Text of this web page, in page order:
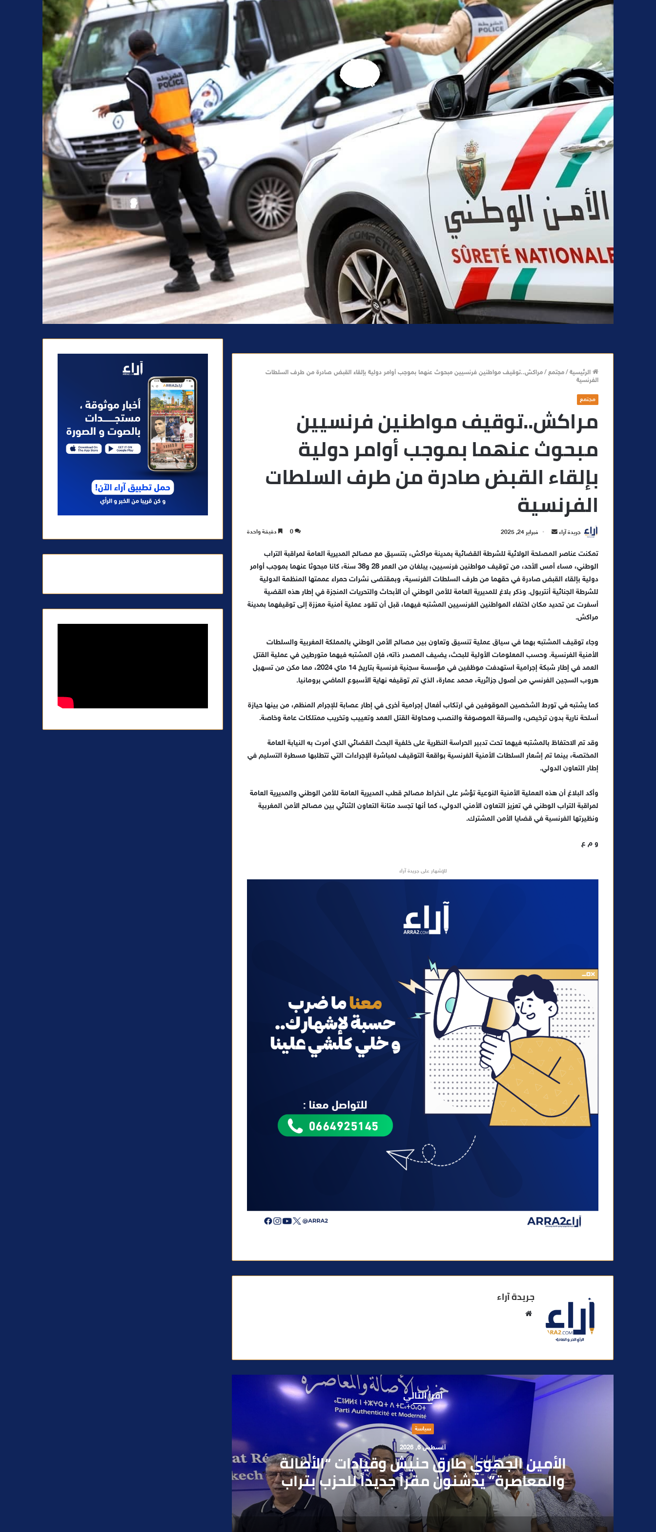
الرئيسية/مجتمع/مراكش..توقيف مواطنين فرنسيين مبحوث عنهما بموجب أوامر دولية بإلقاء القبض صادرة من طرف السلطات
الفرنسية
مجتمع
مراكش..توقيف مواطنين فرنسيين
مبحوث عنهما بموجب أوامر دولية
بإلقاء القبض صادرة من طرف السلطات
الفرنسية
جريدة آراء
س
ل
ب
ر
ي
ر
ن
ي
فبراير 24, 2025 0 دقيقة واحدة
تمكنت عناصر المصلحة الولائية للشرطة القضائية بمدينة مراكش، بتنسيق مع مصالح المديرية العامة لمراقبة التراب
الوطني، مساء أمس الأحد، من توقيف مواطنين فرنسيين، يبلغان من العمر 28 و38 سنة، كانا مبحوثا عنهما بموجب أوامر
دولية بإلقاء القبض صادرة في حقهما من طرف السلطات الفرنسية، وبمقتضى نشرات حمراء عممتها المنظمة الدولية
للشرطة الجنائية أنتربول. وذكر بلاغ للمديرية العامة للأمن الوطني أن الأبحاث والتحريات المنجزة في إطار هذه القضية
أسفرت عن تحديد مكان اختفاء المواطنين الفرنسيين المشتبه فيهما، قبل أن تقود عملية أمنية معززة إلى توقيفهما بمدينة
مراكش.
وجاء توقيف المشتبه بهما في سياق عملية تنسيق وتعاون بين مصالح الأمن الوطني بالمملكة المغربية والسلطات
الأمنية الفرنسية. وحسب المعلومات الأولية للبحث، يضيف المصدر ذاته، فإن المشتبه فيهما متورطين في عملية القتل
العمد في إطار شبكة إجرامية استهدفت موظفين في مؤسسة سجنية فرنسية بتاريخ 14 ماي 2024، مما مكن من تسهيل
هروب السجين الفرنسي من أصول جزائرية، محمد عمارة، الذي تم توقيفه نهاية الأسبوع الماضي برومانيا.
كما يشتبه في تورط الشخصين الموقوفين في ارتكاب أفعال إجرامية أخرى في إطار عصابة للإجرام المنظم، من بينها حيازة
أسلحة نارية بدون ترخيص، والسرقة الموصوفة والنصب ومحاولة القتل العمد وتعييب وتخريب ممتلكات عامة وخاصة.
وقد تم الاحتفاظ بالمشتبه فيهما تحت تدبير الحراسة النظرية على خلفية البحث القضائي الذي أمرت به النيابة العامة
المختصة، بينما تم إشعار السلطات الأمنية الفرنسية بواقعة التوقيف لمباشرة الإجراءات التي تتطلبها مسطرة التسليم في
إطار التعاون الدولي.
وأكد البلاغ أن هذه العملية الأمنية النوعية تؤشر على انخراط مصالح قطب المديرية العامة للأمن الوطني والمديرية العامة
لمراقبة التراب الوطني في تعزيز التعاون الأمني الدولي، كما أنها تجسد متانة التعاون الثنائي بين مصالح الأمن المغربية
ونظيرتها الفرنسية في قضايا الأمن المشترك.
و م ع
للإشهار على جريدة آراء
جريدة آراء
ا
و
أقرأ التالي
حوادث
أغسطس 4, 2026
بعد تداول فيديو يوثق العملية.. أمن مراكش يطيح
بقاصر مشتبه في تورطه في سرقة مسلحة..